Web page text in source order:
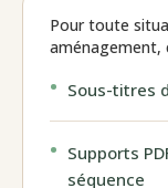
Pour toute
aménagement,
Sous-titres
Supports
séquence